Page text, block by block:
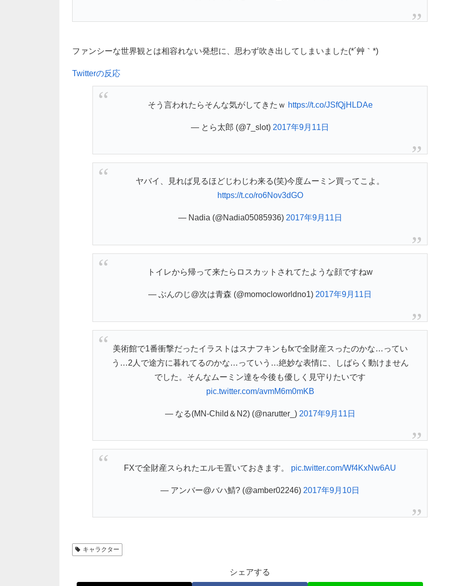
ファンシーな世界観とは相容れない発想に、思わず吹き出してしまいました(*´艸｀*)
Twitterの反応
そう言われたらそんな気がしてきたｗ https://t.co/JSfQjHLDAe
— とら太郎 (@7_slot) 2017年9月11日
ヤバイ、見れば見るほどじわじわ来る(笑)今度ムーミン買ってこよ。
https://t.co/ro6Nov3dGO
— Nadia (@Nadia05085936) 2017年9月11日
トイレから帰って来たらロスカットされてたような顔ですねw
— ぶんのじ@次は青森 (@momocloworldno1) 2017年9月11日
美術館で1番衝撃だったイラストはスナフキンもfxで全財産スったのかな…ってい
う…2人で途方に暮れてるのかな…っていう…絶妙な表情に、しばらく動けません
でした。そんなムーミン達を今後も優しく見守りたいです
pic.twitter.com/avmM6m0mKB
— なる(MN-Child＆N2) (@narutter_) 2017年9月11日
FXで全財産スられたエルモ置いておきます。 pic.twitter.com/Wf4KxNw6AU
— アンバー@バハ鯖? (@amber02246) 2017年9月10日
キャラクター
シェアする